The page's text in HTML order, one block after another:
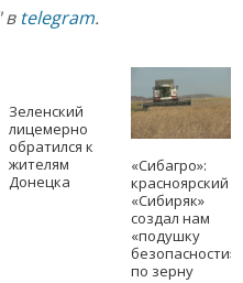
в telegram.
Зеленский
лицемерно
обратился к
жителям
Донецка
«Сибагро»:
красноярский
«Сибиряк»
создал нам
«подушку
безопасности»
по зерну